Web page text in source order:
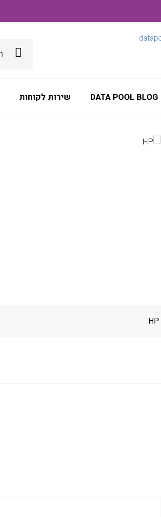
DATA POOL BLOG שירות לקוחות
HP